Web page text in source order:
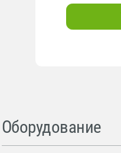
Оборудование